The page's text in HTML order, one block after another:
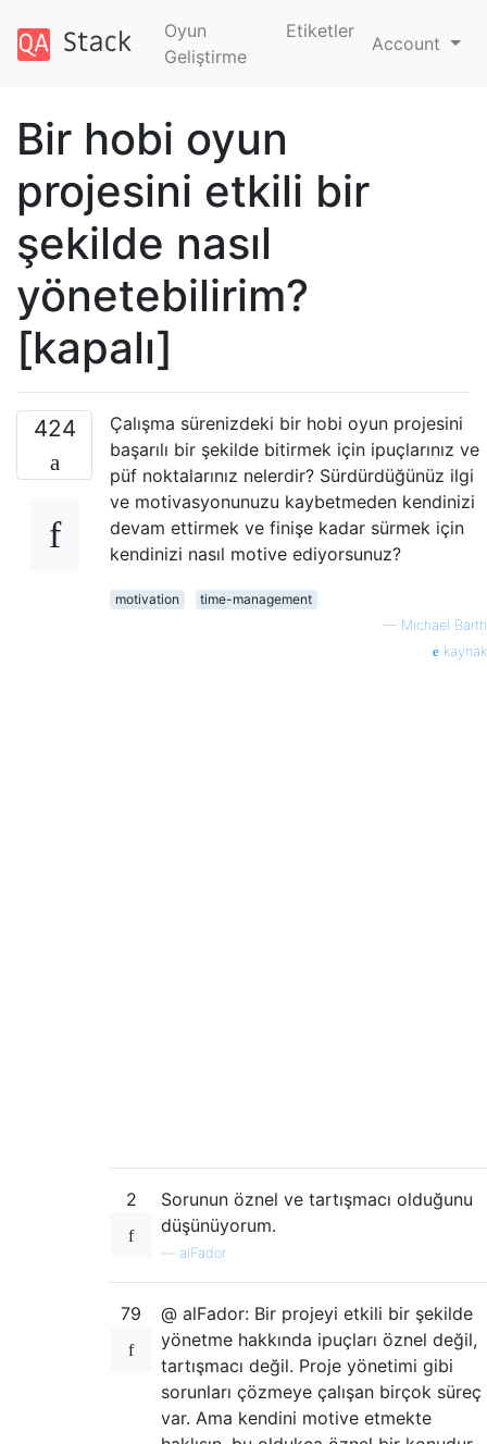
Oyun
Geliştirme
Etiketler
Account
Bir hobi oyun
projesini etkili bir
şekilde nasıl
yönetebilirim?
[kapalı]
424
Çalışma sürenizdeki bir hobi oyun projesini
başarılı bir şekilde bitirmek için ipuçlarınız ve
püf noktalarınız nelerdir? Sürdürdüğünüz ilgi
ve motivasyonunuzu kaybetmeden kendinizi
devam ettirmek ve finişe kadar sürmek için
kendinizi nasıl motive ediyorsunuz?
motivation
time-management
— Michael Barth
kaynak
2
Sorunun öznel ve tartışmacı olduğunu
düşünüyorum.
alFador
79
@ alFador: Bir projeyi etkili bir şekilde
yönetme hakkında ipuçları öznel değil,
tartışmacı değil. Proje yönetimi gibi
sorunları çözmeye çalışan birçok süreç
var. Ama kendini motive etmekte